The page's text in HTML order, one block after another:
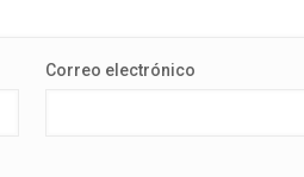
Correo electrónico